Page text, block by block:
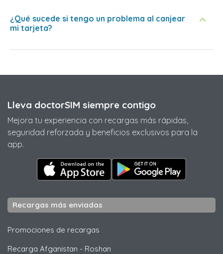
¿Qué sucede si tengo un problema al canjear
mi tarjeta?
Lleva doctorSIM siempre contigo
Mejora tu experiencia con recargas más rápidas,
seguridad reforzada y beneficios exclusivos para la
app.
Recargas más enviadas
Promociones de recargas
Recarga Afganistan - Roshan